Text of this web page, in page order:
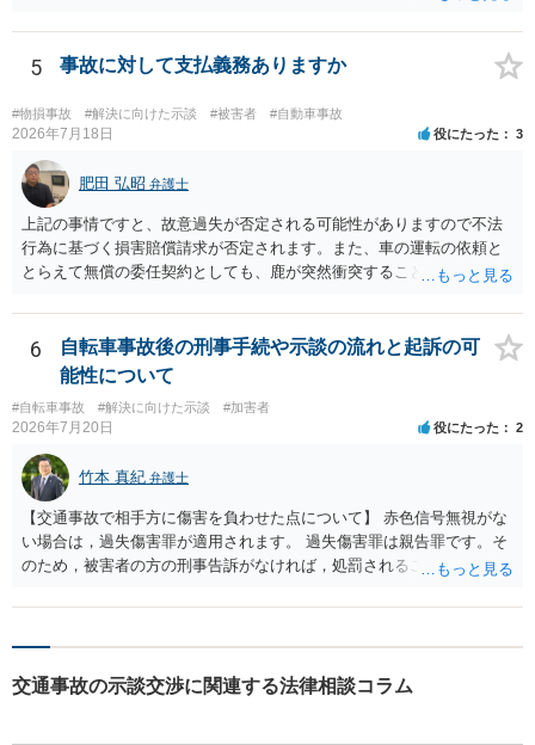
士にご相談ください。
5 事故に対して支払義務ありますか
#物損事故 #解決に向けた示談 #被害者 #自動車事故
2026年7月18日 役にたった 3
肥田 弘昭 弁護士
上記の事情ですと、故意過失が否定される可能性がありますので不法
行為に基づく損害賠償請求が否定されます。また、車の運転の依頼と
とらえて無償の委任契約としても、鹿が突然衝突することは予見がで
償請求も成立しない可能性があります。以上の理由から支払義務は否
定される可能性が高いです。ご参考にしてください。
6
自転車事故後の刑事手続や示談の流れと起訴の可
能性について
#自転車事故 #解決に向けた示談 #加害者
2026年7月20日 役にたった 2
竹本 真紀 弁護士
【交通事故で相手方に傷害を負わせた点について】 赤色信号無視がな
い場合は，過失傷害罪が適用されます。 過失傷害罪は親告罪です。そ
のため，被害者の方の刑事告訴がなければ，処罰されることはありま
あれば，示談が成立すれば告訴をすることはないと思います。 したが
あった場合は，少し複雑になります。 単純に過失傷害罪と判断される
交通事故の示談交渉に関連する法律相談コラム